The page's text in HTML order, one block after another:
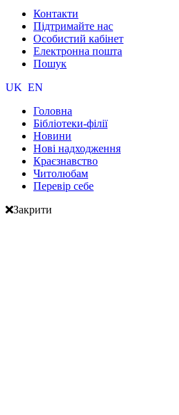
Контакти
Підтримайте нас
Особистий кабінет
Електронна пошта
Пошук
UK EN
Головна
Бібліотеки-філії
Новини
Нові надходження
Краєзнавство
Читолюбам
Перевір себе
Закрити